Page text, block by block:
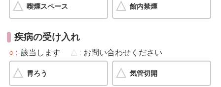
喫煙スペース 館内禁煙
疾病の受け入れ
○ 該当します △ お問い合わせください
胃ろう 気管切開